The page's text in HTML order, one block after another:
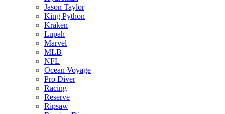
Jason Taylor
King Python
Kraken
Lupah
Marvel
MLB
NFL
Ocean Voyage
Pro Diver
Racing
Reserve
Ripsaw